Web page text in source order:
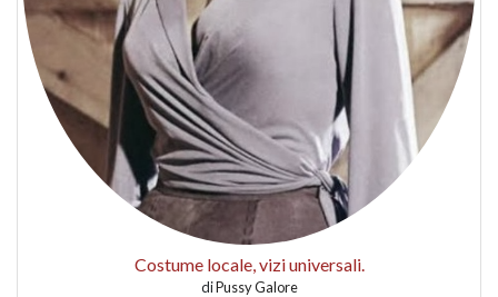
Costume locale, vizi universali.
diPussy Galore